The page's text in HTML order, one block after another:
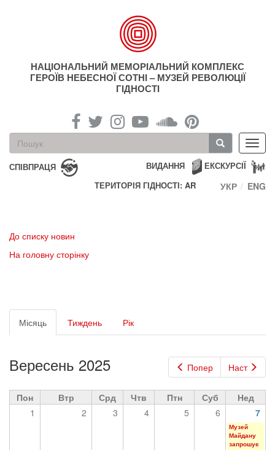
НАЦІОНАЛЬНИЙ МЕМОРІАЛЬНИЙ КОМПЛЕКС
ГЕРОЇВ НЕБЕСНОЇ СОТНІ – МУЗЕЙ РЕВОЛЮЦІЇ
ГІДНОСТІ
Пошукова
форма
Пошук
СПІВПРАЦЯ ЕКСКУРСІЇ
ВИДАННЯ
ТЕРИТОРІЯ ГІДНОСТІ: AR
УКР ENG
До списку новин
На головну сторінку
Первинні
вкладки
Місяць (активна
вкладка)
Тиждень Рік
Попер Наст
Вересень 2025
Пон Втр Срд Чтв Птн Суб
Нед
1
2 3 4 5 6 7
Музей
Майдану
запрошує